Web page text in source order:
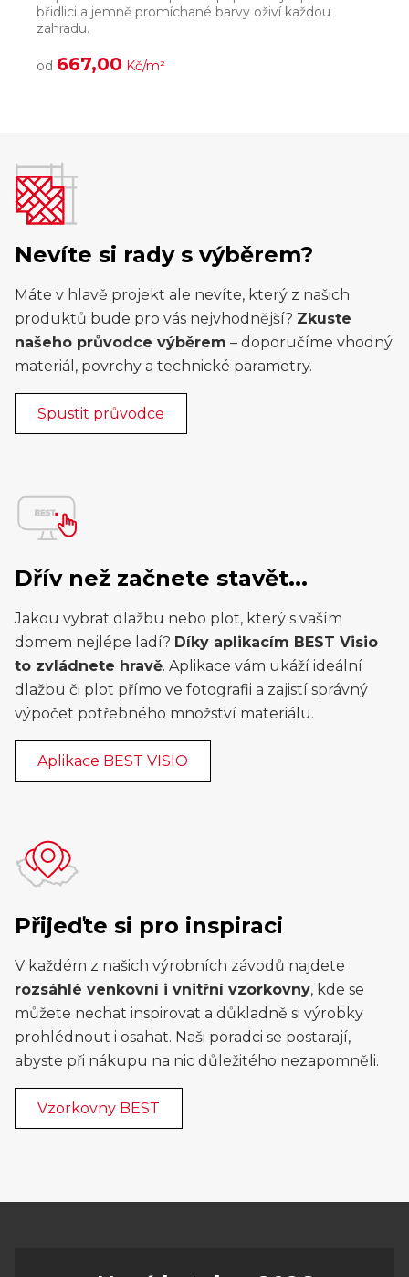
břidlici a jemně promíchané barvy oživí každou
zahradu.
od 667,00 Kč/m²
Nevíte si rady s výběrem?
Máte v hlavě projekt ale nevíte, který z našich
produktů bude pro vás nejvhodnější? Zkuste
našeho průvodce výběrem – doporučíme vhodný
materiál, povrchy a technické parametry.
Spustit průvodce
Dřív než začnete stavět...
Jakou vybrat dlažbu nebo plot, který s vaším
domem nejlépe ladí? Díky aplikacím BEST Visio
to zvládnete hravě. Aplikace vám ukáží ideální
dlažbu či plot přímo ve fotografii a zajistí správný
výpočet potřebného množství materiálu.
Aplikace BEST VISIO
Přijeďte si pro inspiraci
V každém z našich výrobních závodů najdete
rozsáhlé venkovní i vnitřní vzorkovny, kde se
můžete nechat inspirovat a důkladně si výrobky
prohlédnout i osahat. Naši poradci se postarají,
abyste při nákupu na nic důležitého nezapomněli.
Vzorkovny BEST